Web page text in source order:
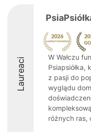
Laureaci
W Wałczu
Psiapsiółka,
z pasji do
wyglądu
różnych ras,